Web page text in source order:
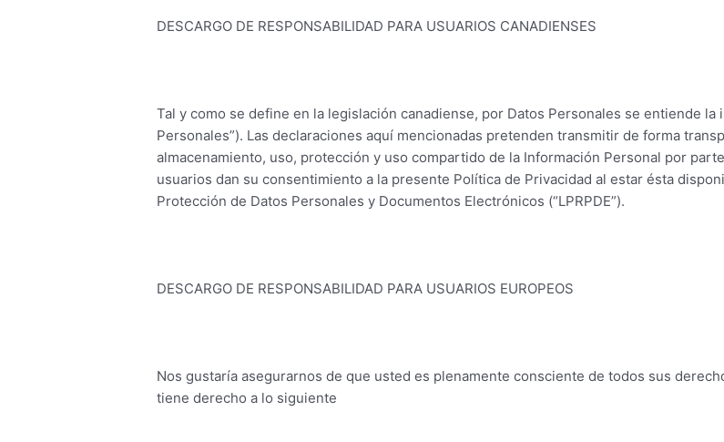
DESCARGO DE RESPONSABILIDAD PARA USUARIOS CANADIENSES
Tal y como se define en la legislación canadiense, por Datos Personales se entiende
Personales”). Las declaraciones aquí mencionadas pretenden transmitir de forma
almacenamiento, uso, protección y uso compartido de la Información Personal por
usuarios dan su consentimiento a la presente Política de Privacidad al estar ésta
Protección de Datos Personales y Documentos Electrónicos (“LPRPDE”).
DESCARGO DE RESPONSABILIDAD PARA USUARIOS EUROPEOS
Nos gustaría asegurarnos de que usted es plenamente consciente de todos sus
tiene derecho a lo siguiente